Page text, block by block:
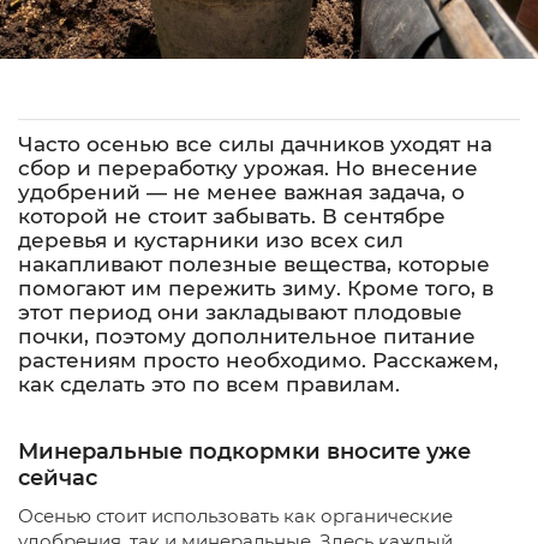
Часто осенью все силы дачников уходят на
сбор и переработку урожая. Но внесение
удобрений — не менее важная задача, о
которой не стоит забывать. В сентябре
деревья и кустарники изо всех сил
накапливают полезные вещества, которые
помогают им пережить зиму. Кроме того, в
этот период они закладывают плодовые
почки, поэтому дополнительное питание
растениям просто необходимо. Расскажем,
как сделать это по всем правилам.
Минеральные подкормки вносите уже
сейчас
Осенью стоит использовать как органические